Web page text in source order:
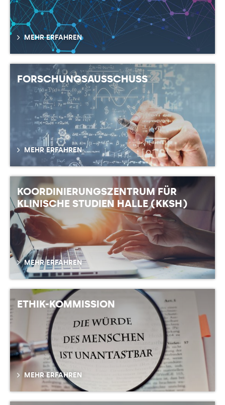
MEHR ERFAHREN
FORSCHUNGSAUSSCHUSS
MEHR ERFAHREN
KOORDINIERUNGSZENTRUM FÜR
KLINISCHE STUDIEN HALLE (KKSH)
MEHR ERFAHREN
ETHIK-KOMMISSION
MEHR ERFAHREN